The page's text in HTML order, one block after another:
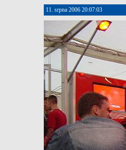
11. srpna 2006 20:07:03